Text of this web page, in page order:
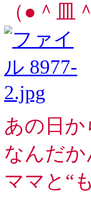
（●＾皿
あの日か
なんだ
ママと“